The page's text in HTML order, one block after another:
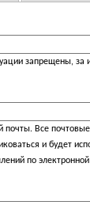
запрещены, за
Все
и будет
по